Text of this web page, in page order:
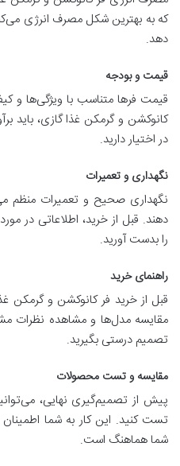
که به بهترین شکل مصرف انرژی
دهد.
قیمت و بودجه
قیمت فرها متناسب با ویژگی‌ها و
کانوکشن و گرمکن غذا گازی، باید
در اختیار دارید.
نگهداری و تعمیرات
نگهداری صحیح و تعمیرات منظم
دهند. قبل از خرید، اطلاعاتی در
را بدست آورید.
راهنمای خرید
قبل از خرید فر کانوکشن و گرمکن
مقایسه مدل‌ها و مشاهده نظرات
تصمیم درستی بگیرید.
مقایسه و تست محصولات
پیش از تصمیم‌گیری نهایی،
تست کنید. این کار به شما
شما هماهنگ است.